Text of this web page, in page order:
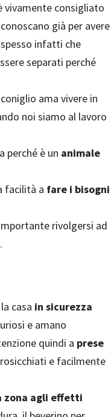
vivamente consigliato
già per avere
infatti che
separati perché
ama vivere in
noi siamo al lavoro
perché è un animale
facilità a fare i bisogni
rivolgersi ad
casa in sicurezza
e amano
quindi a prese
e facilmente
zona agli effetti